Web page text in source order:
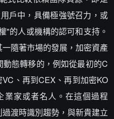
戶中，具備極強號召力，或
"的人或機構的認可和支持。
隨著市場的發展，加密資產
態轉移的，例如從最初的C
、再到CEX、再到加密KO
業家或者名人。在這個過程
渡時識別趨勢，與新貴建立